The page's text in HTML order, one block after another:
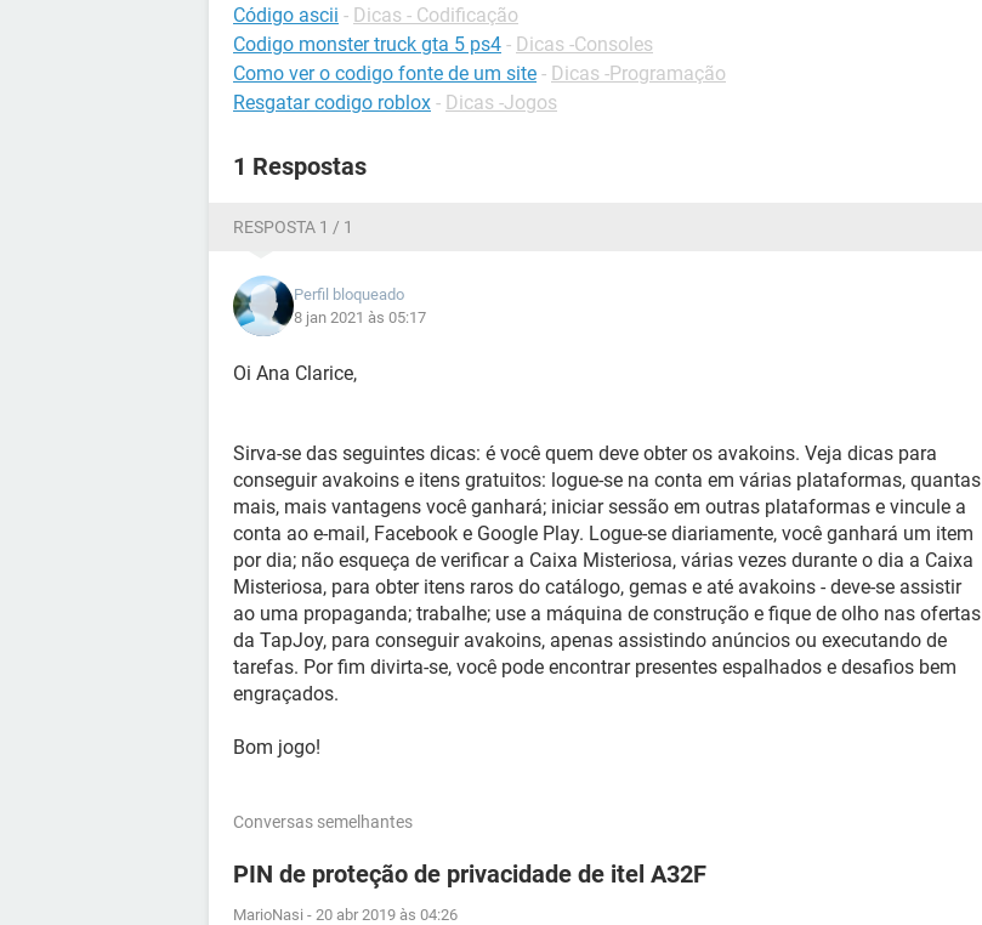
Código ascii - Dicas - Codificação
Codigo monster truck gta 5 ps4 - Dicas -Consoles
Como ver o codigo fonte de um site - Dicas -Programação
Resgatar codigo roblox - Dicas -Jogos
1 Respostas
RESPOSTA 1 / 1
Perfil bloqueado
8 jan 2021 às 05:17
Oi Ana Clarice,
Sirva-se das seguintes dicas: é você quem deve obter os avakoins. Veja dicas para
conseguir avakoins e itens gratuitos: logue-se na conta em várias plataformas, quantas
mais, mais vantagens você ganhará; iniciar sessão em outras plataformas e vincule a
conta ao e-mail, Facebook e Google Play. Logue-se diariamente, você ganhará um item
por dia; não esqueça de verificar a Caixa Misteriosa, várias vezes durante o dia a Caixa
Misteriosa, para obter itens raros do catálogo, gemas e até avakoins - deve-se assistir
ao uma propaganda; trabalhe; use a máquina de construção e fique de olho nas ofertas
da TapJoy, para conseguir avakoins, apenas assistindo anúncios ou executando de
tarefas. Por fim divirta-se, você pode encontrar presentes espalhados e desafios bem
engraçados.
Bom jogo!
Conversas semelhantes
PIN de proteção de privacidade de itel A32F
MarioNasi - 20 abr 2019 às 04:26